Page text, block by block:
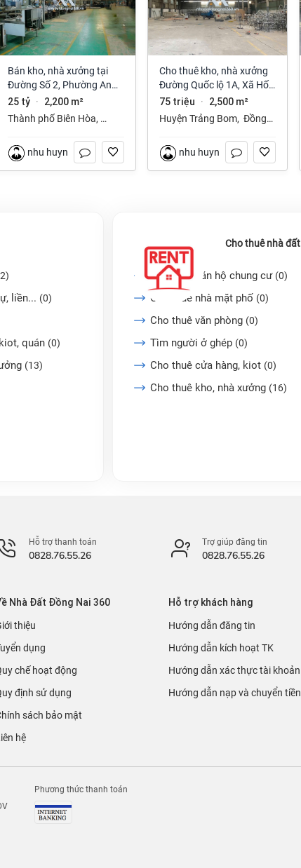
Bán kho, nhà xưởng tại
Đường Số 2, Phường An
Bình, Thành phố Biên Hòa,
Đồng Nai giá 25 tỷ
25 tỷ · 2,200 m²
Thành phố Biên Hòa,
nhu huynh
Cho thuê kho, nhà xưởng
Đường Quốc lộ 1A, Xã Hố
Nai 3, Trảng Bom, Đồng
Nai giá 75 Triệu
75 triệu · 2,500 m²
Huyện Trảng Bom, Đồng
nhu huynh
liền... (0)
quán (0)
(13)
Cho thuê nhà đất
Cho thuê căn hộ chung cư (0)
Cho thuê nhà mặt phố (0)
Cho thuê văn phòng (0)
Tìm người ở ghép (0)
Cho thuê cửa hàng, kiot (0)
Cho thuê kho, nhà xưởng (16)
Hỗ trợ thanh toán
0828.76.55.26
Trợ giúp đăng tin
0828.76.55.26
Nhà Đất Đồng Nai 360
thiệu
dụng
chế hoạt động
định sử dụng
sách bảo mật
hệ
Hỗ trợ khách hàng
Hướng dẫn đăng tin
Hướng dẫn kích hoạt TK
Hướng dẫn xác thực tài khoản
Hướng dẫn nạp và chuyển tiền
Phương thức thanh toán